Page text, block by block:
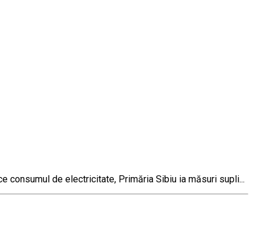
consumul de electricitate, Primăria Sibiu ia măsuri supli...